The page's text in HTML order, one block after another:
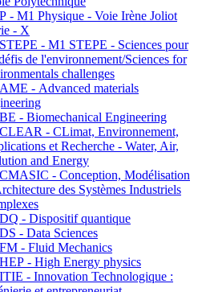
- M1 Physique - Voie Irène Joliot
- X
- M1 STEPE - Sciences pour
de l'environnement/Sciences for
challenges
- Advanced materials
- Biomechanical Engineering
- CLimat, Environnement,
et Recherche - Water, Air,
and Energy
- Conception, Modélisation
des Systèmes Industriels
- Dispositif quantique
- Data Sciences
- Fluid Mechanics
- High Energy physics
- Innovation Technologique :